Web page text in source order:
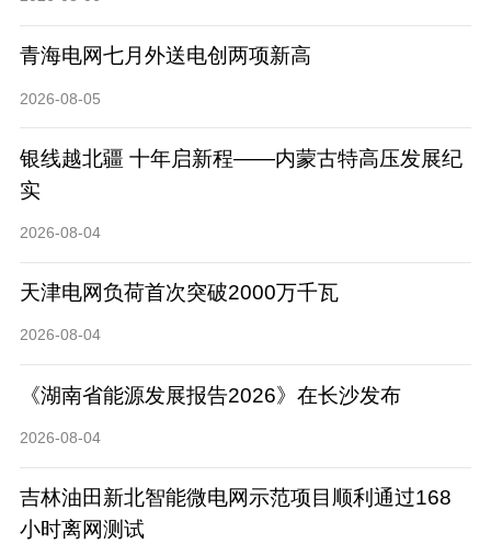
青海电网七月外送电创两项新高
2026-08-05
银线越北疆 十年启新程——内蒙古特高压发展纪
实
2026-08-04
天津电网负荷首次突破2000万千瓦
2026-08-04
《湖南省能源发展报告2026》在长沙发布
2026-08-04
吉林油田新北智能微电网示范项目顺利通过168
小时离网测试